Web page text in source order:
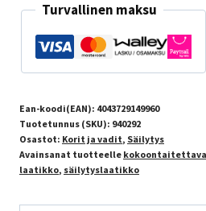
Turvallinen maksu
Ean-koodi(EAN): 4043729149960
Tuotetunnus (SKU): 940292
Osastot: Korit ja vadit, Säilytys
Avainsanat tuotteelle
laatikko, säilytyslaatikko